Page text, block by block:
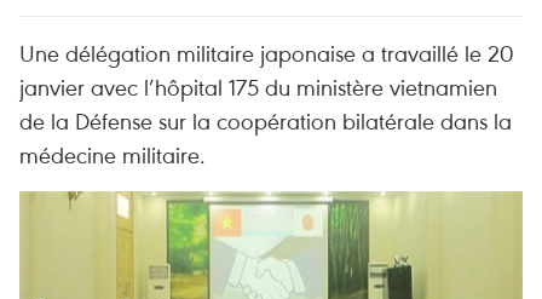
Une délégation militaire japonaise a travaillé le 20
janvier avec l’hôpital 175 du ministère vietnamien
de la Défense sur la coopération bilatérale dans la
médecine militaire.